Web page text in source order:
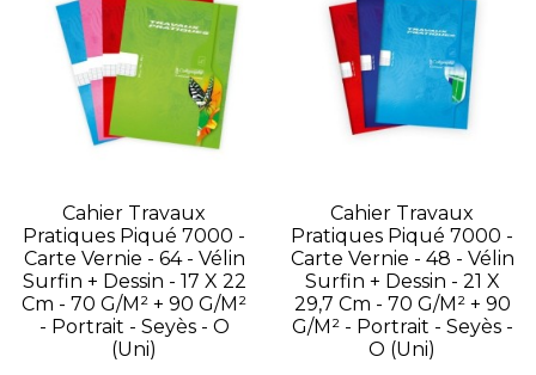
Cahier Travaux
Pratiques Piqué 7000 -
Carte Vernie - 64 - Vélin
Surfin + Dessin - 17 X 22
Cm - 70 G/m² + 90 G/m²
- Portrait - Seyès - O
(Uni)
Cahier Travaux
Pratiques Piqué 7000 -
Carte Vernie - 48 - Vélin
Surfin + Dessin - 21 X
29,7 Cm - 70 G/m² + 90
G/m² - Portrait - Seyès -
O (Uni)